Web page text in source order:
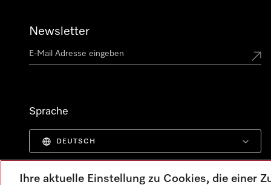
Newsletter
Sprache
DEUTSCH
Ihre aktuelle Einstellung zu Cookies, die einer